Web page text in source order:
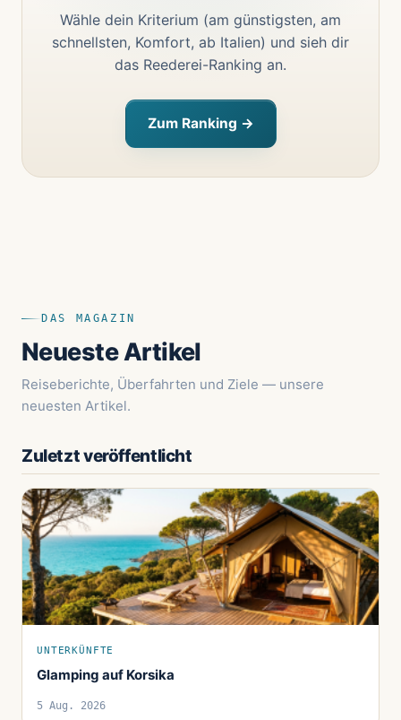
Wähle dein Kriterium (am günstigsten, am
schnellsten, Komfort, ab Italien) und sieh dir
das Reederei-Ranking an.
Zum Ranking →
DAS MAGAZIN
Neueste Artikel
Reiseberichte, Überfahrten und Ziele — unsere
neuesten Artikel.
Zuletzt veröffentlicht
UNTERKÜNFTE
Glamping auf Korsika
5 Aug. 2026